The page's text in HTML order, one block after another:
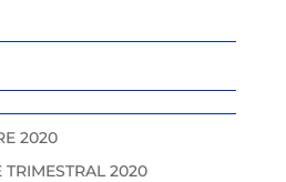
2020
2020